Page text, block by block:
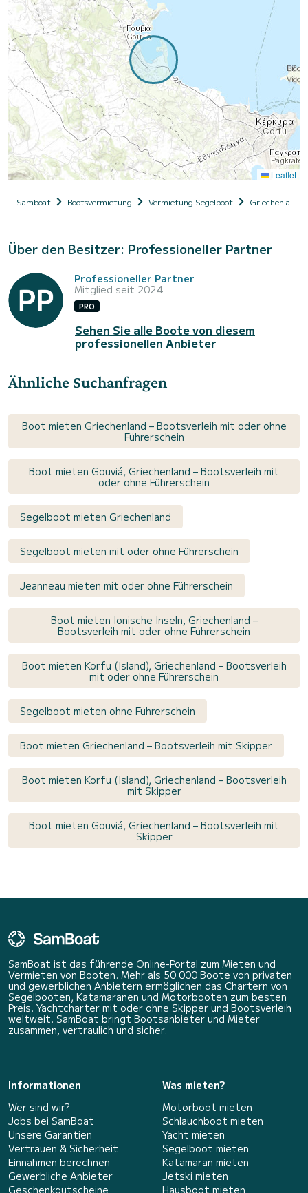
Leaflet
Samboat Bootsvermietung Vermietung Segelboot Griechenland
Über den Besitzer: Professioneller Partner
Professioneller Partner
Mitglied seit 2024
PRO
Sehen Sie alle Boote von diesem
professionellen Anbieter
Ähnliche Suchanfragen
Boot mieten Griechenland – Bootsverleih mit oder ohne
Führerschein
Boot mieten Gouviá, Griechenland – Bootsverleih mit
oder ohne Führerschein
Segelboot mieten Griechenland
Segelboot mieten mit oder ohne Führerschein
Jeanneau mieten mit oder ohne Führerschein
Boot mieten Ionische Inseln, Griechenland –
Bootsverleih mit oder ohne Führerschein
Boot mieten Korfu (Island), Griechenland – Bootsverleih
mit oder ohne Führerschein
Segelboot mieten ohne Führerschein
Boot mieten Griechenland – Bootsverleih mit Skipper
Boot mieten Korfu (Island), Griechenland – Bootsverleih
mit Skipper
Boot mieten Gouviá, Griechenland – Bootsverleih mit
Skipper
SamBoat ist das führende Online-Portal zum Mieten und
Vermieten von Booten. Mehr als 50 000 Boote von privaten
und gewerblichen Anbietern ermöglichen das Chartern von
Segelbooten, Katamaranen und Motorbooten zum besten
Preis. Yachtcharter mit oder ohne Skipper und Bootsverleih
weltweit. SamBoat bringt Bootsanbieter und Mieter
zusammen, vertraulich und sicher.
Informationen
Wer sind wir?
Jobs bei SamBoat
Unsere Garantien
Vertrauen & Sicherheit
Einnahmen berechnen
Gewerbliche Anbieter
Geschenkgutscheine
Was mieten?
Motorboot mieten
Schlauchboot mieten
Yacht mieten
Segelboot mieten
Katamaran mieten
Jetski mieten
Hausboot mieten